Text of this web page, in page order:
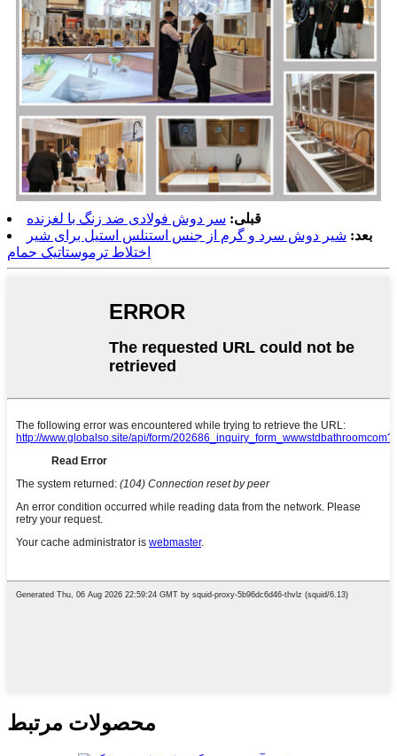
قبلی: سر دوش فولادی ضد زنگ با لغزنده
بعد: شیر دوش سرد و گرم از جنس استنلس استیل برای شیر
اختلاط ترموستاتیک حمام
محصولات مرتبط